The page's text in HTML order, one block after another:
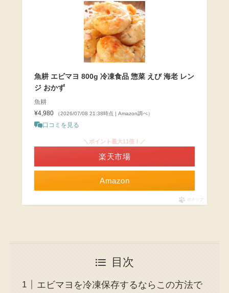
魚耕 エビマヨ 800g 冷凍食品 惣菜 えび 海老 レン
ジ おかず
魚耕
¥4,980
（2026/07/08 21:38時点 | Amazon調べ）
口コミを見る
Amazon
＼ポイント最大11倍！／
楽天市場
ポチップ
目次
エビマヨを冷凍保存するならこの方法で